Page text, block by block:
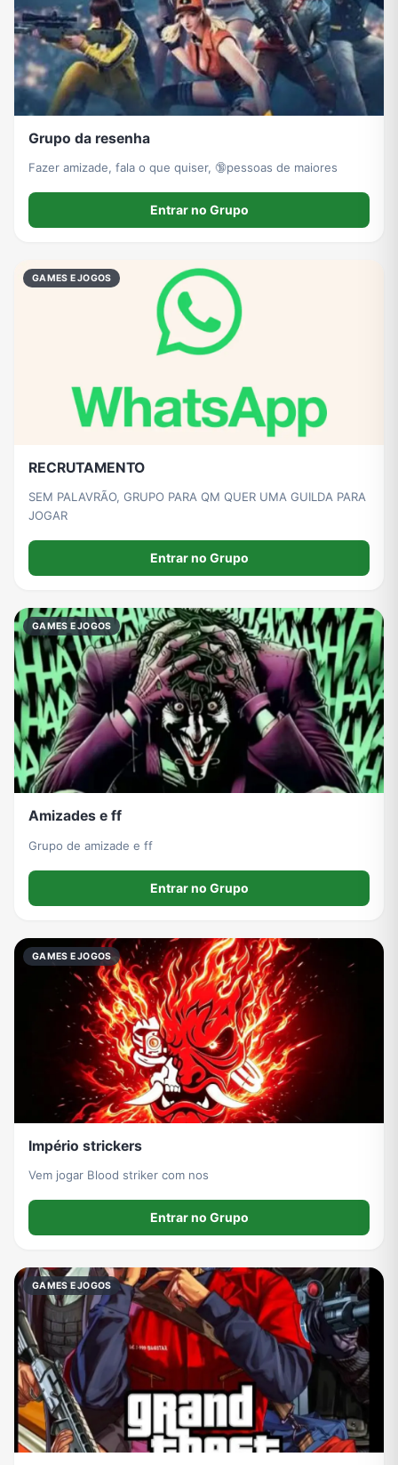
Grupo da resenha
Fazer amizade, fala o que quiser, 🔞pessoas de maiores
Entrar no Grupo
GAMES E JOGOS
RECRUTAMENTO
SEM PALAVRÃO, GRUPO PARA QM QUER UMA GUILDA PARA
JOGAR
Entrar no Grupo
GAMES E JOGOS
Amizades e ff
Grupo de amizade e ff
Entrar no Grupo
GAMES E JOGOS
Império strickers
Vem jogar Blood striker com nos
Entrar no Grupo
GAMES E JOGOS